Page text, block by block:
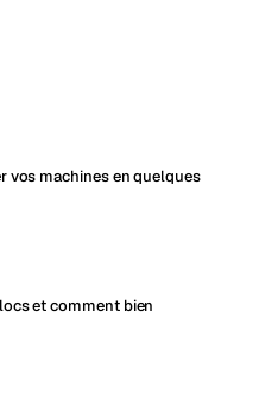
vos machines en quelques
et comment bien